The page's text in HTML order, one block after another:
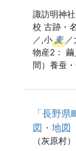
諏訪明神
校 古跡・
／,小 麦
物産2：
間）養蚕
「長野
図・地図
（灰原村）